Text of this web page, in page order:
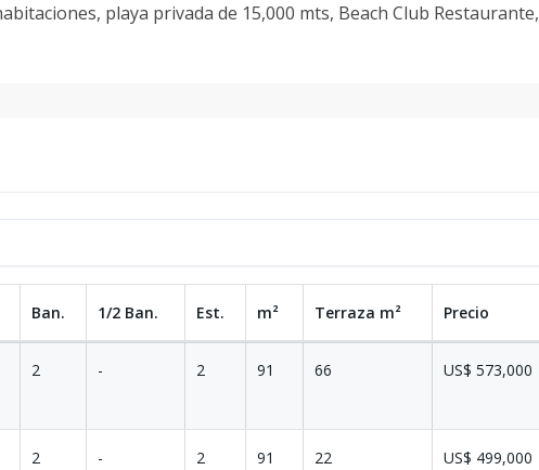
playa privada de 15,000 mts, Beach Club Restaurante,
Ban. 1/2 Ban. Est. m² Terraza m² Precio
2 - 2 91 66 US$ 573,000
2 - 2 91 22 US$ 499,000